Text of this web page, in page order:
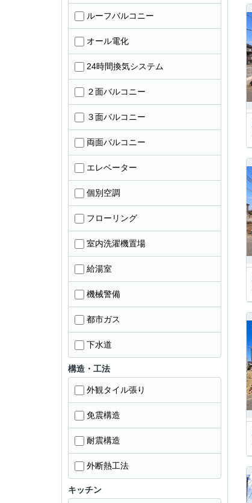
ルーフバルコニー
オール電化
24時間換気システム
２面バルコニー
３面バルコニー
両面バルコニー
エレベーター
個別空調
フローリング
室内洗濯機置場
給湯室
機械警備
都市ガス
下水道
構造・工法
外観タイル張り
免震構造
耐震構造
外断熱工法
キッチン